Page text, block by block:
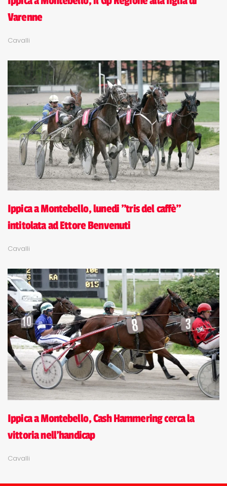
Varenne
Cavalli
Ippica a Montebello, lunedi "tris del caffè"
intitolata ad Ettore Benvenuti
Cavalli
Ippica a Montebello, Cash Hammering cerca la
vittoria nell'handicap
Cavalli